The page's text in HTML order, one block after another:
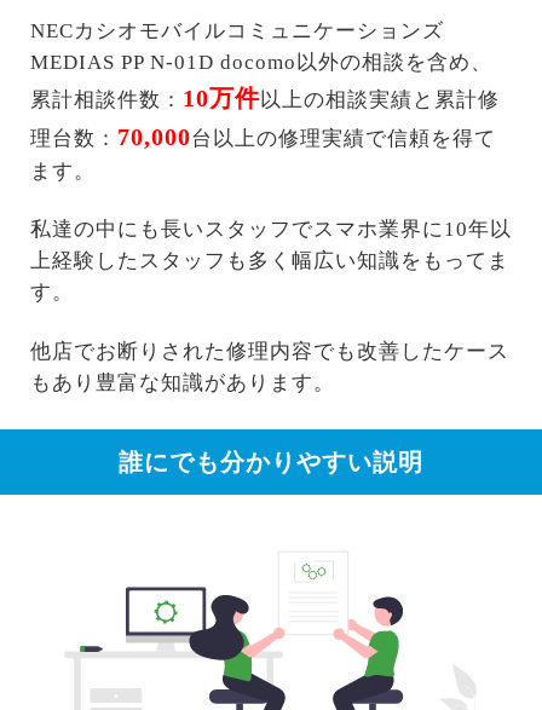
NECカシオモバイルコミュニケーションズ
MEDIAS PP N-01D docomo以外の相談を含め、
累計相談件数： 10万件以上の相談実績と累計修
理台数： 70,000台以上の修理実績で信頼を得て
ます。
私達の中にも長いスタッフでスマホ業界に10年以
上経験したスタッフも多く幅広い知識をもってま
す。
他店でお断りされた修理内容でも改善したケース
もあり豊富な知識があります。
誰にでも分かりやすい説明